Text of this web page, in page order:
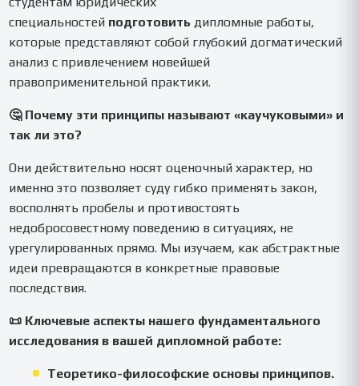
специальностей подготовить дипломные работы,
которые представляют собой глубокий догматический
анализ с привлечением новейшей
правоприменительной практики.
🤔 Почему эти принципы называют «каучуковыми» и
так ли это?
Они действительно носят оценочный характер, но
именно это позволяет суду гибко применять закон,
восполнять пробелы и противостоять
недобросовестному поведению в ситуациях, не
урегулированных прямо. Мы изучаем, как абстрактные
идеи превращаются в конкретные правовые
последствия.
📜 Ключевые аспекты нашего фундаментального
исследования в вашей дипломной работе:
Теоретико-философские основы принципов.